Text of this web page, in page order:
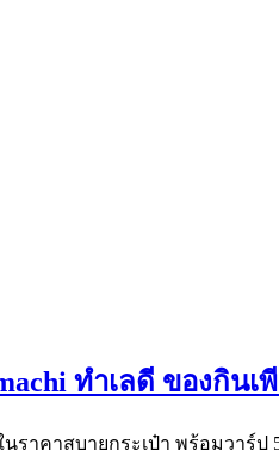
ทำเลดี ของกินเ
นราคาสบายกระเป๋า พร้อมวาร์ป